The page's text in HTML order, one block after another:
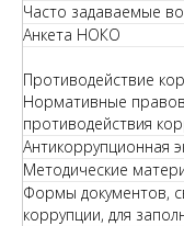
Часто задаваемые
Анкета НОКО
Противодействие
Нормативные
противодействия
Антикоррупционная
Методические
Формы документов,
коррупции, для